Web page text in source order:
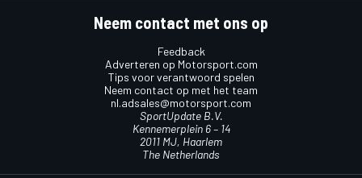
Neem contact met ons op
Feedback
Adverteren op Motorsport.com
Tips voor verantwoord spelen
Neem contact op met het team
nl.adsales@motorsport.com
SportUpdate B.V.
Kennemerplein 6 – 14
2011 MJ, Haarlem
The Netherlands